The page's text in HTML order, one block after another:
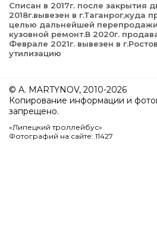
Списан в 2017г. после закрытия
2018г.вывезен в г.Таганрог,куда
целью дальнейшей
кузовной ремонт.В 2020г.
Феврале 2021г. вывезен в
утилизацию
© A. MARTYNOV, 2010-2026
Копирование информации и
запрещено.
«Липецкий троллейбус»
Фотографий на сайте: 11427